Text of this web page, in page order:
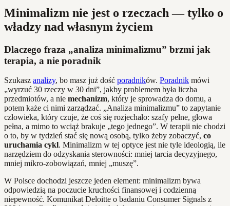
Minimalizm nie jest o rzeczach — tylko o
władzy nad własnym życiem
Dlaczego fraza „analiza minimalizmu” brzmi jak
terapia, a nie poradnik
Szukasz analizy, bo masz już dość poradników. Poradnik mówi
„wyrzuć 30 rzeczy w 30 dni”, jakby problemem była liczba
przedmiotów, a nie mechanizm, który je sprowadza do domu, a
potem każe ci nimi zarządzać. „Analiza minimalizmu” to zapytanie
człowieka, który czuje, że coś się rozjechało: szafy pełne, głowa
pełna, a mimo to wciąż brakuje „tego jednego”. W terapii nie chodzi
o to, by w tydzień stać się nową osobą, tylko żeby zobaczyć, co
uruchamia cykl. Minimalizm w tej optyce jest nie tyle ideologią, ile
narzędziem do odzyskania sterowności: mniej tarcia decyzyjnego,
mniej mikro-zobowiązań, mniej „muszę”.
W Polsce dochodzi jeszcze jeden element: minimalizm bywa
odpowiedzią na poczucie kruchości finansowej i codzienną
niepewność. Komunikat Deloitte o badaniu Consumer Signals z